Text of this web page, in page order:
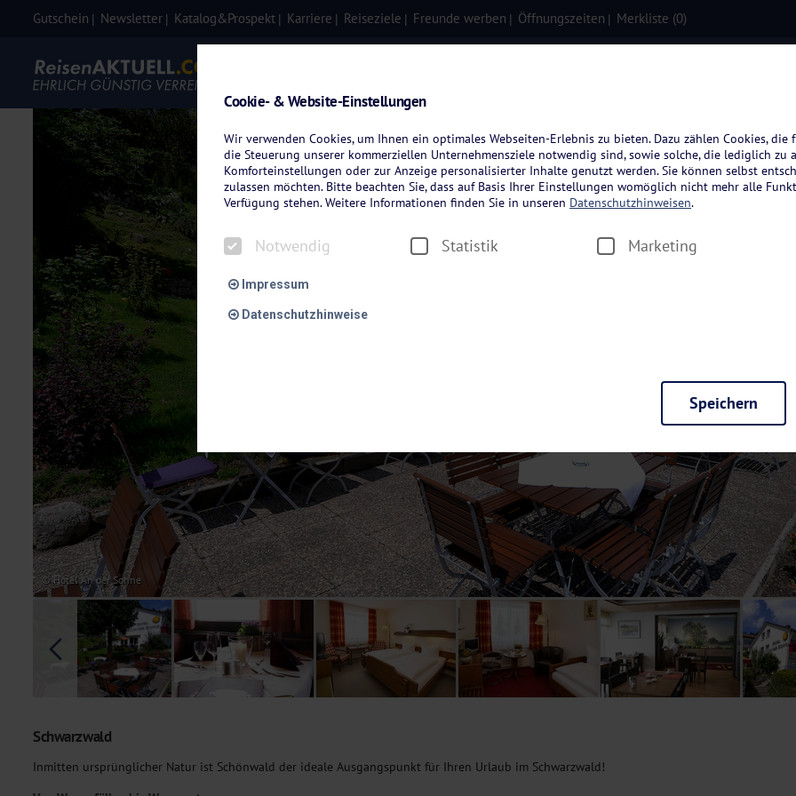
Gutschein Newsletter Katalog&Prospekt Karriere Reiseziele Freunde werben Öffnungszeiten Merkliste (0)
© Hotel An der Sonne
Schwarzwald
Inmitten ursprünglicher Natur ist Schönwald der ideale Ausgangspunkt für Ihren Urlaub im Schwarzwald!
Cookie- & Website-Einstellungen
Wir verwenden Cookies, um Ihnen ein optimales Webseiten-Erlebnis zu bieten. Dazu zählen Cookies,
die Steuerung unserer kommerziellen Unternehmensziele notwendig sind, sowie solche, die lediglich zu
Komforteinstellungen oder zur Anzeige personalisierter Inhalte genutzt werden. Sie können selbst
zulassen möchten. Bitte beachten Sie, dass auf Basis Ihrer Einstellungen womöglich nicht mehr alle
Verfügung stehen. Weitere Informationen finden Sie in unseren Datenschutzhinweisen.
Notwendig Statistik Marketing
Impressum
Datenschutzhinweise
Diese Cookies sind für den Betrieb der Seite unbedingt notwendig und ermöglichen beispielsweise
möchten, um Ihnen unsere Dienste bei einem erneuten Besuch unserer Seite schneller zur Verfügung zu
Statistik
Um unser Angebot und unsere Webseite weiter zu verbessern, erfassen wir anonymisierte Daten für
dieser Cookies können wir beispielsweise die Besucherzahlen und den Effekt bestimmter Seiten unseres
unsere Inhalte optimieren. Wir nutzen hierfür Dienste von Google und Facebook. Durch diese Dienste
Übermittlung, der auf unsere Website erfassten Daten, kommen. Weitere Hinweise zu der Verarbeitung
Datenschutzhinweisen. Sie können Ihre Einwilligung jederzeit in den Cookie-Einstellungenwiderrufen.
Marketing
Diese Cookies werden genutzt, um Ihnen personalisierte Inhalte, passend zu Ihren Interessen anzuzeigen.
Speichern